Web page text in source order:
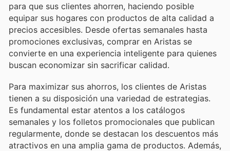
para que sus clientes ahorren, haciendo posible
equipar sus hogares con productos de alta calidad a
precios accesibles. Desde ofertas semanales hasta
promociones exclusivas, comprar en Aristas se
convierte en una experiencia inteligente para quienes
buscan economizar sin sacrificar calidad.
Para maximizar sus ahorros, los clientes de Aristas
tienen a su disposición una variedad de estrategias.
Es fundamental estar atentos a los catálogos
semanales y los folletos promocionales que publican
regularmente, donde se destacan los descuentos más
atractivos en una amplia gama de productos. Además,